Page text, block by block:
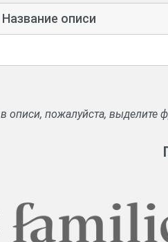
Название описи
пожалуйста, выделите